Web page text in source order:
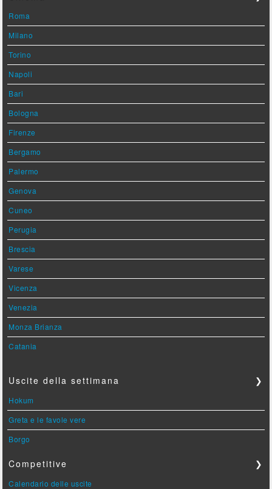
Roma
Milano
Torino
Napoli
Bari
Bologna
Firenze
Bergamo
Palermo
Genova
Cuneo
Perugia
Brescia
Varese
Vicenza
Venezia
Monza Brianza
Catania
Uscite della settimana ❯
Hokum
Greta e le favole vere
Borgo
Competitive ❯
Calendario delle uscite